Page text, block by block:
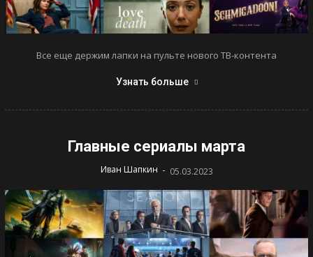
Все еще держим лапки на пульте нового ТВ-контента
Узнать больше
Главные сериалы марта
Иван Шапкин - 05.03.2023